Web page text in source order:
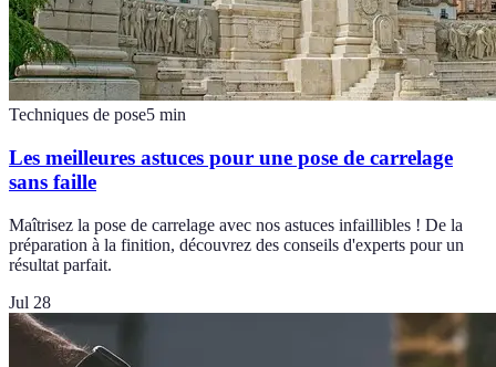
Techniques de pose5 min
Les meilleures astuces pour une pose de carrelage
sans faille
Maîtrisez la pose de carrelage avec nos astuces infaillibles ! De la
préparation à la finition, découvrez des conseils d'experts pour un
résultat parfait.
Jul 28